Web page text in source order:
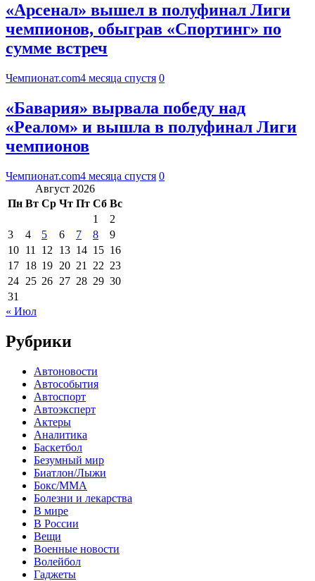
«Арсенал» вышел в полуфинал Лиги
чемпионов, обыграв «Спортинг» по
сумме встреч
Чемпионат.com4 месяца спустя 0
«Бавария» вырвала победу над
«Реалом» и вышла в полуфинал Лиги
чемпионов
Чемпионат.com4 месяца спустя 0
Август 2026
Пн Вт Ср Чт Пт Сб Вс
1
2
3
4 5 6 7 8
9
10 11 12 13 14 15 16
17 18 19 20 21 22 23
24 25 26 27 28 29 30
31
« Июл
Рубрики
Автоновости
Автособытия
Автоспорт
Автоэксперт
Актеры
Аналитика
Баскетбол
Безумный мир
Биатлон/Лыжи
Бокс/MMA
Болезни и лекарства
В мире
В России
Вещи
Военные новости
Волейбол
Гаджеты